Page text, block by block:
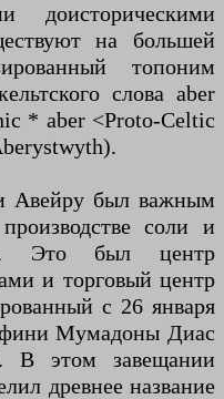
доисторическими
на большей
топоним
слова aber
* aber <Proto-Celtic
Авейру был важным
соли и
Это был центр
и торговый центр
с 26 января
Мумадоны Диас
В этом завещании
древнее название